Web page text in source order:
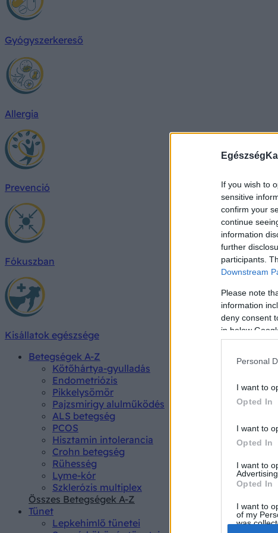
If you wish to
sensitive
confirm your
continue
information
further
participants.
Downstream
Please note
information
deny consent
in below
Personal
I want to
Opted In
I want to
Opted In
I want to
Advertising.
Opted In
I want to
of my
was
Gyógyszerkereső
Allergia
Prevenció
Fókuszban
Kisállatok egészsége
Betegségek A-Z
Kötőhártya-gyulladás
Endometriózis
Pikkelysömör
Pajzsmirigy alulműködés
ALS betegség
PCOS
Hisztamin intolerancia
Crohn betegség
Rühesség
Lyme-kór
Szklerózis multiplex
Összes Betegségek A-Z
Tünet
Lepkehimlő tünetei